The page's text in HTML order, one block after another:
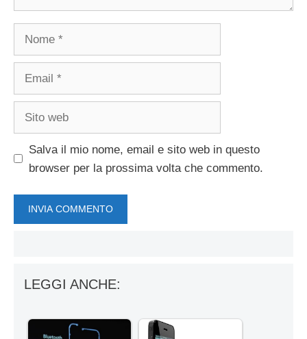
Nome
Email
Sito
Salva il mio nome, email e sito web in questo
browser per la prossima volta che commento.
LEGGI ANCHE: